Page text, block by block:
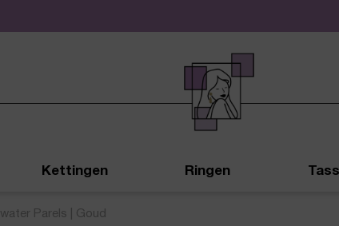
De leukste sieraden online en in de winkel
Kettingen Ringen
Parels | Goud